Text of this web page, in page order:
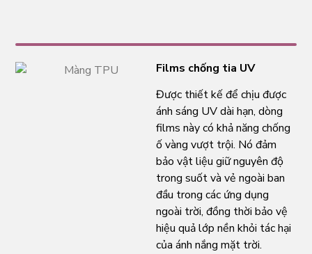
Films chống tia UV
Được thiết kế để chịu được
ánh sáng UV dài hạn, dòng
films này có khả năng chống
ố vàng vượt trội. Nó đảm
bảo vật liệu giữ nguyên độ
trong suốt và vẻ ngoài ban
đầu trong các ứng dụng
ngoài trời, đồng thời bảo vệ
hiệu quả lớp nền khỏi tác hại
của ánh nắng mặt trời.